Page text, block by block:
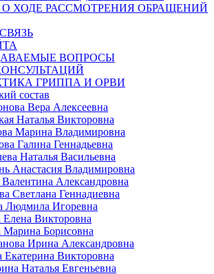
ХОДЕ РАССМОТРЕНИЯ ОБРАЩЕНИЙ
ВОПРОСЫ
ГРИППА И ОРВИ
состав
Вера Алексеевна
Наталья Викторовна
Марина Владимировна
Галина Геннадьевна
Наталья Васильевна
Анастасия Владимировна
Александровна
Светлана Геннадиевна
Людмила Игоревна
Елена Викторовна
Марина Борисовна
Ирина Александровна
Екатерина Викторовна
Наталья Евгеньевна